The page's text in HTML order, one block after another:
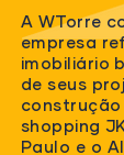
A WTorre
empresa
imobiliário
de seus
shopping
Paulo e o